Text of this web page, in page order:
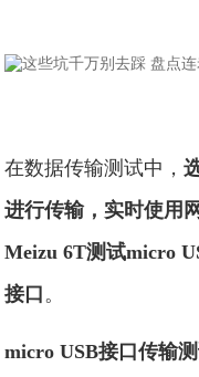
在数据传输测试中，
进行传输，实时使用
Meizu 6T测试micro
接口 。
micro USB接口传输